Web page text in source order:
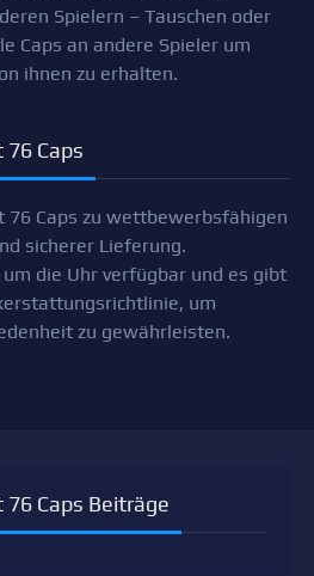
Spielern – Tauschen oder
Caps an andere Spieler um
ihnen zu erhalten.
76 Caps
76 Caps zu wettbewerbsfähigen
sicherer Lieferung.
die Uhr verfügbar und es gibt
um
zu gewährleisten.
Caps Beiträge